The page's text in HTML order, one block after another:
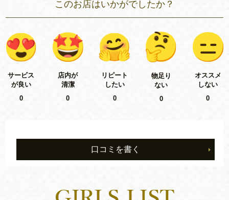
このお店はいかがでしたか？
サービス
が良い
0
店内が
清潔
0
リピート
したい
0
物足り
ない
0
オススメ
しない
0
口コミを書く